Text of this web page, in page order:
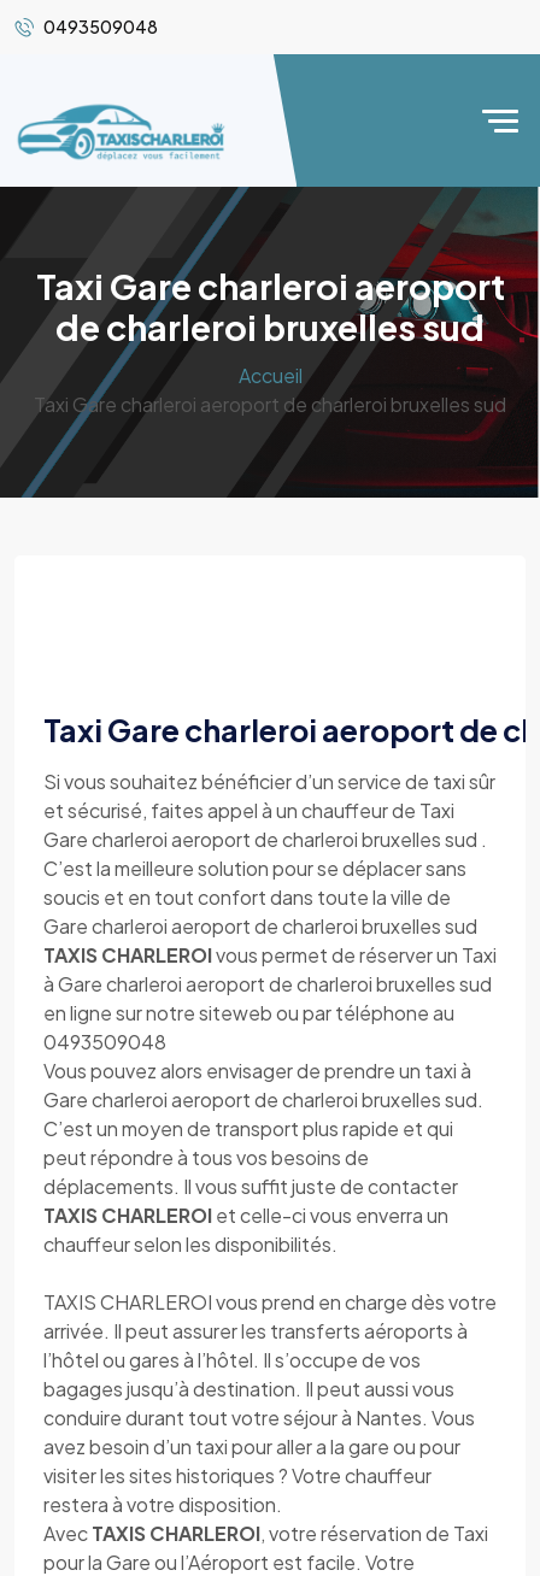
0493509048
Taxi Gare charleroi aeroport
de charleroi bruxelles sud
Accueil
Taxi Gare charleroi aeroport de charleroi bruxelles sud
Taxi Gare charleroi aeroport de
Si vous souhaitez bénéficier d’un service de taxi sûr
et sécurisé, faites appel à un chauffeur de Taxi
Gare charleroi aeroport de charleroi bruxelles sud .
C’est la meilleure solution pour se déplacer sans
soucis et en tout confort dans toute la ville de
Gare charleroi aeroport de charleroi bruxelles sud
TAXIS CHARLEROIvous permet de réserver un Taxi
à Gare charleroi aeroport de charleroi bruxelles sud
en ligne sur notre siteweb ou par téléphone au
0493509048
Vous pouvez alors envisager de prendre un taxi à
Gare charleroi aeroport de charleroi bruxelles sud.
C’est un moyen de transport plus rapide et qui
peut répondre à tous vos besoins de
déplacements. Il vous suffit juste de contacter
TAXIS CHARLEROIet celle-ci vous enverra un
chauffeur selon les disponibilités.
TAXIS CHARLEROI vous prend en charge dès votre
arrivée. Il peut assurer les transferts aéroports à
l’hôtel ou gares à l’hôtel. Il s’occupe de vos
bagages jusqu’à destination. Il peut aussi vous
conduire durant tout votre séjour à Nantes. Vous
avez besoin d’un taxi pour aller a la gare ou pour
visiter les sites historiques ? Votre chauffeur
restera à votre disposition.
AvecTAXIS CHARLEROI, votre réservation de Taxi
pour la Gare ou l’Aéroport est facile. Votre